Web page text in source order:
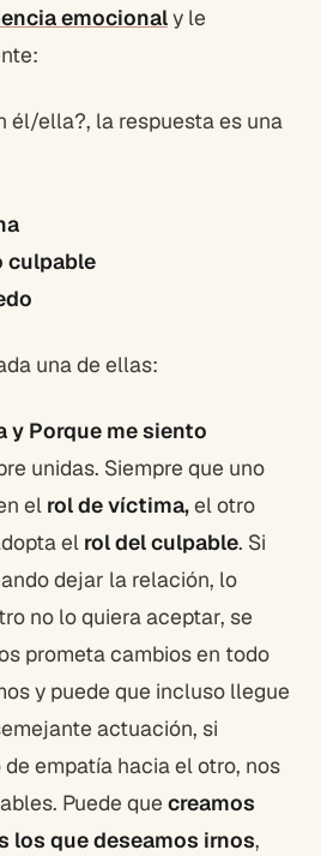
emocionaly le
él/ella?, la respuesta es una
culpable
una de ellas:
y Porque me siento
unidas. Siempre que uno
el rol de víctima,el otro
el rol del culpable. Si
dejar la relación, lo
no lo quiera aceptar, se
prometa cambios en todo
y puede que incluso llegue
actuación, si
empatía hacia el otro, nos
Puede que creamos
los que deseamos irnos,